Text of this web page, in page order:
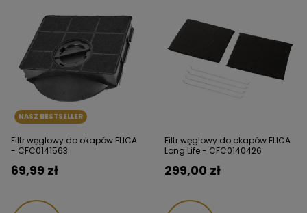
NASZ BESTSELLER
Filtr węglowy do okapów ELICA
- CFC0141563
69,99 zł
Filtr węglowy do okapów ELICA
Long Life - CFC0140426
299,00 zł